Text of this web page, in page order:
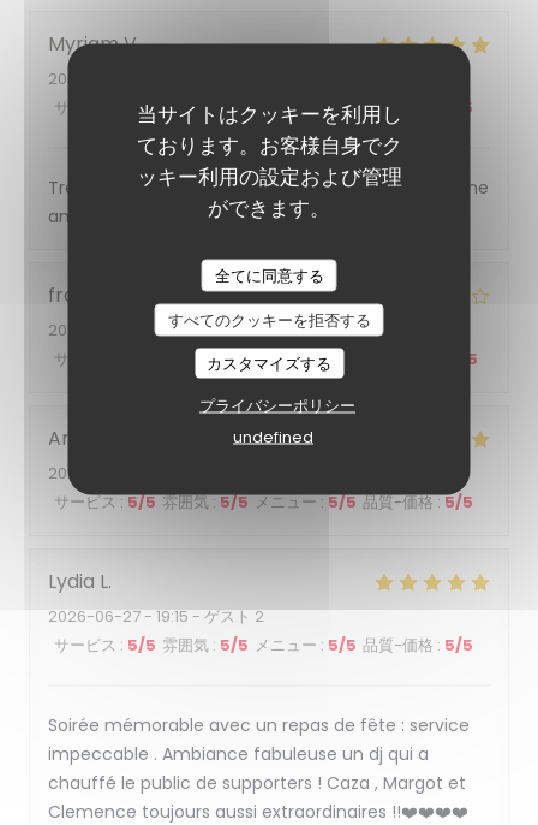
当サイトはクッキーを利用し
ております。お客様自身でク
ッキー利用の設定および管理
ができます。
全てに同意する
すべてのクッキーを拒否する
カスタマイズする
プライバシーポリシー
undefined
MyriamV
2026-06-27
サービス
/5 雰囲気: 5/5 メニュー: 5/5 品質-価格 /5
Très bon accueil et très bonne cuisine et très bonne
ambiance
francis
2026-06-27
- 19:15 - ゲスト 4
サービス
雰囲気: 4/5 メニュー: /5 /5
Arnaud
2026-06-27
サービス:5/5 雰囲気:5/5 メニュー:5/5 品質-価格:5/5
Lydia L
2026-06-27- 19:15 - ゲスト 2
サービス : 5/5 雰囲気 : 5/5 メニュー : 5/5 品質-価格 : 5/5
Soirée mémorable avec un repas de fête : service
impeccable . Ambiance fabuleuse un dj qui a
chauffé le public de supporters ! Caza , Margot et
Clemence toujours aussi extraordinaires !!❤️❤️❤️❤️